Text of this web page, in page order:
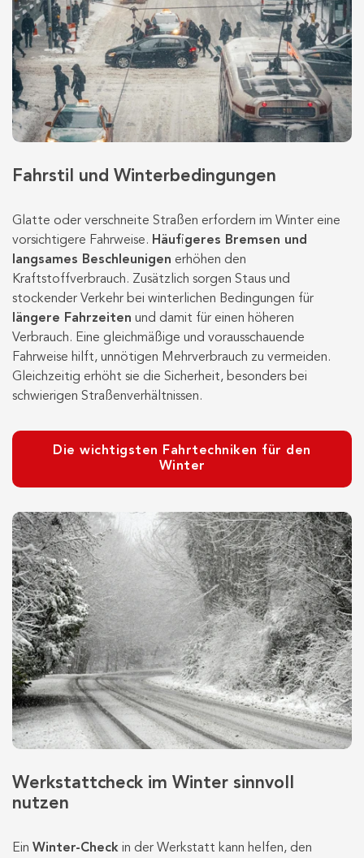
Fahrstil und Winterbedingungen
Glatte oder verschneite Straßen erfordern im Winter eine
vorsichtigere Fahrweise. Häufigeres Bremsen und
langsames Beschleunigen erhöhen den
Kraftstoffverbrauch. Zusätzlich sorgen Staus und
stockender Verkehr bei winterlichen Bedingungen für
längere Fahrzeiten und damit für einen höheren
Verbrauch. Eine gleichmäßige und vorausschauende
Fahrweise hilft, unnötigen Mehrverbrauch zu vermeiden.
Gleichzeitig erhöht sie die Sicherheit, besonders bei
schwierigen Straßenverhältnissen.
Die wichtigsten Fahrtechniken für den
Winter
Werkstattcheck im Winter sinnvoll
nutzen
Ein Winter-Check in der Werkstatt kann helfen, den